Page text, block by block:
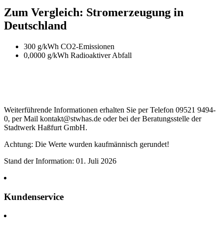
Zum Vergleich: Stromerzeugung in
Deutschland
300 g/kWh CO2-Emissionen
0,0000 g/kWh Radioaktiver Abfall
Weiterführende Informationen erhalten Sie per Telefon 09521 9494-
0, per Mail kontakt@stwhas.de oder bei der Beratungsstelle der
Stadtwerk Haßfurt GmbH.
Achtung: Die Werte wurden kaufmännisch gerundet!
Stand der Information: 01. Juli 2026
Kundenservice